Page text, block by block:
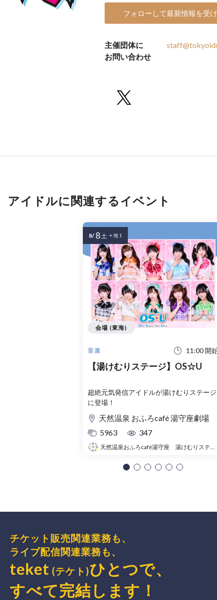
フォローして最新情報を受
主催団体に
お問い合わせ
アイドルに関連するイベント
音楽 11:00 開
【湯けむりステージ】OS☆U
超絶元気発信アイドルが湯けむりステージ
に登場！
天然温泉 おふろcafé 湯守座劇場
5963
347
天然温泉おふろcafé湯守座 湯けむりステージ
会場 (東海)
8/ 8土 + 他 1
チケット販売関連業務も、
ライブ配信関連業務も、
teket (テケト)ひとつで、
すべて完結 します ！